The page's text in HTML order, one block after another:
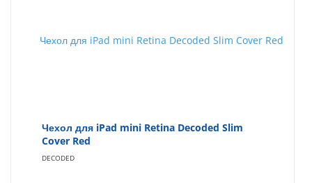
Чехол для iPad mini Retina Decoded Slim
Cover Red
DECODED